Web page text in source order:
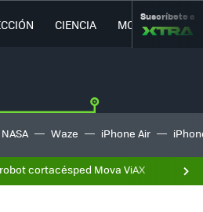
CIENCIA MOVILIDAD
Suscríbete a
NASA Waze iPhone Air
cortacésped Mova ViAX